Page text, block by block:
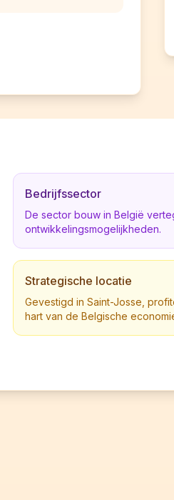
Bedrijfssector
De sector bouw in België
ontwikkelingsmogelijkheden.
Strategische locatie
Gevestigd in Saint-Josse,
hart van de Belgische